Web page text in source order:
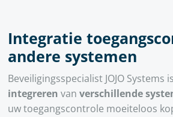
Integratie
andere systemen
Beveiligingsspecialist JOJO Systems
integreren vanverschillende
uw toegangscontrole moeiteloos